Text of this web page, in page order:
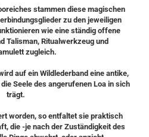
stammen diese magischen
zu den jeweiligen
wie eine ständig offene
Talisman, Ritualwerkzeug und
zugleich.
auf ein Wildlederband eine antike,
Seele des angerufenen Loa in sich
trägt.
worden, so entfaltet sie praktisch
die -je nach der Zuständigkeit des